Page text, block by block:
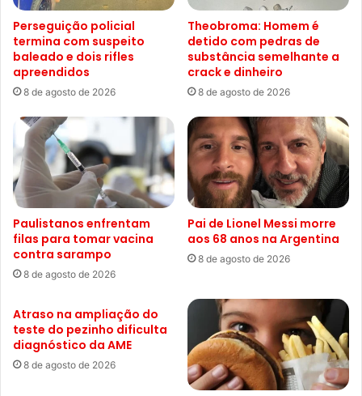
Perseguição policial
termina com suspeito
baleado e dois rifles
apreendidos
8 de agosto de 2026
Theobroma: Homem é
detido com pedras de
substância semelhante a
crack e dinheiro
8 de agosto de 2026
Paulistanos enfrentam
filas para tomar vacina
contra sarampo
8 de agosto de 2026
Pai de Lionel Messi morre
aos 68 anos na Argentina
8 de agosto de 2026
Atraso na ampliação do
teste do pezinho dificulta
diagnóstico da AME
8 de agosto de 2026